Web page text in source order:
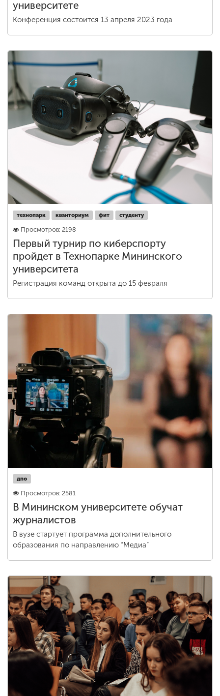
университете
Конференция состоится 13 апреля 2023 года
технопарк кванториум фит студенту
Просмотров: 2198
Первый турнир по киберспорту
пройдет в Технопарке Мининского
университета
Регистрация команд открыта до 15 февраля
дпо
Просмотров: 2581
В Мининском университете обучат
журналистов
В вузе стартует программа дополнительного
образования по направлению “Медиа”